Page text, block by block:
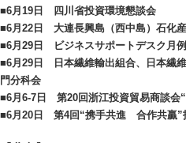
■6月19日 四川省投資環境懇談会
■6月22日 大連長興島（西中島）石化
■6月29日 ビジネスサポートデスク月
■6月29日 日本繊維輸出組合、日本繊
門分科会
■6月6-7日 第20回浙江投資貿易商談会
■6月20日 第4回“携手共進 合作共贏”